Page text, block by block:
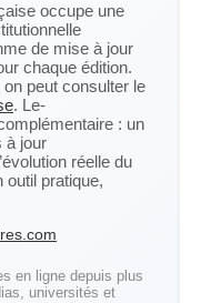
occupe une
de mise à jour
chaque édition.
peut consulter le
. Le-
: un
à jour
réelle du
outil pratique,
en ligne depuis plus
universités et